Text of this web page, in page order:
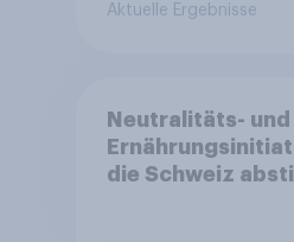
Aktuelle Ergebnisse
Neutralitäts- und
die Schweiz